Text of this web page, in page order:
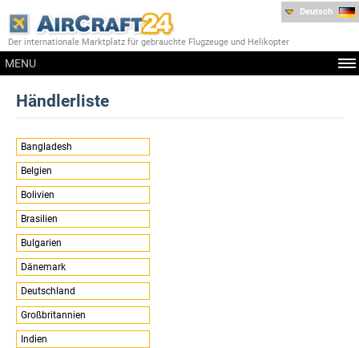
Der internationale Marktplatz für gebrauchte Flugzeuge und Helikopter
MENU
Deutsch
Händlerliste
Bangladesh
Belgien
Bolivien
Brasilien
Bulgarien
Dänemark
Deutschland
Großbritannien
Indien